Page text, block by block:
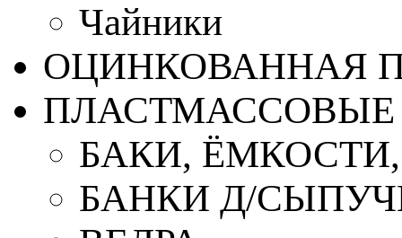
Чайники
ОЦИНКОВАННАЯ
ПЛАСТМАССОВЫЕ
БАКИ,
БАНКИ Д/